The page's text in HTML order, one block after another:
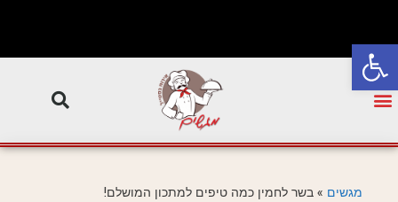
פתח סרגל נגישות
מגשים » בשר לחמין כמה טיפים למתכון המושלם!